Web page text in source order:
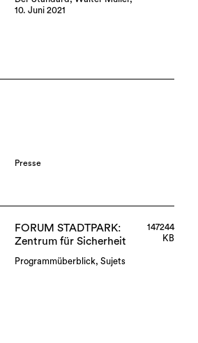
10. Juni 2021
Presse
FORUM STADTPARK:
Zentrum für Sicherheit
147244
KB
Programmüberblick, Sujets